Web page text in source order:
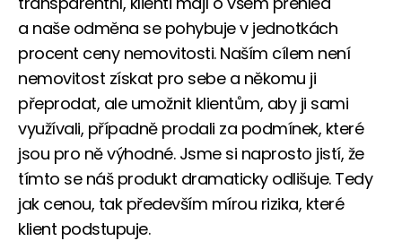
a naše odměna se pohybuje v jednotkách
procent ceny nemovitosti. Naším cílem není
nemovitost získat pro sebe a někomu ji
přeprodat, ale umožnit klientům, aby ji sami
využívali, případně prodali za podmínek, které
jsou pro ně výhodné. Jsme si naprosto jistí, že
tímto se náš produkt dramaticky odlišuje. Tedy
jak cenou, tak především mírou rizika, které
klient podstupuje.